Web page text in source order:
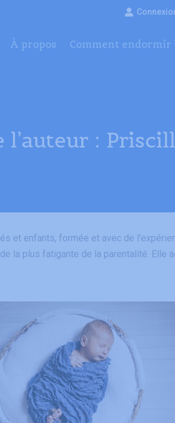
À propos Comment endormir
:
et enfants, formée et avec de
la plus fatigante de la parentalité. Elle
Comment endormir bébé